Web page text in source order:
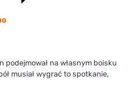
podejmował na własnym boisku
musiał wygrać to spotkanie,